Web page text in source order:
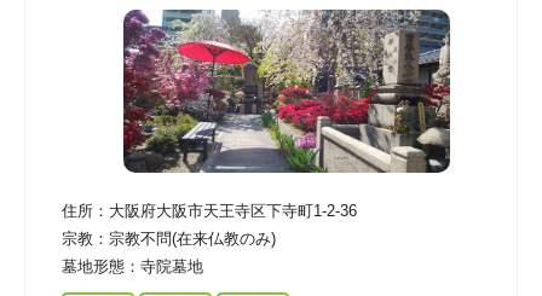
住所： 大阪府大阪市天王寺区下寺町1-2-36
宗教： 宗教不問(在来仏教のみ)
墓地形態： 寺院墓地